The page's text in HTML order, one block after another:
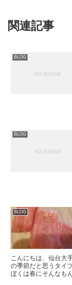
関連記事
BLOG
BLOG
BLOG
こんにちは、仙台大
の季節だと思うタイ
ぼくは春にそんなも